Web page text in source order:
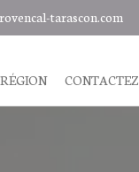
tarascon.com